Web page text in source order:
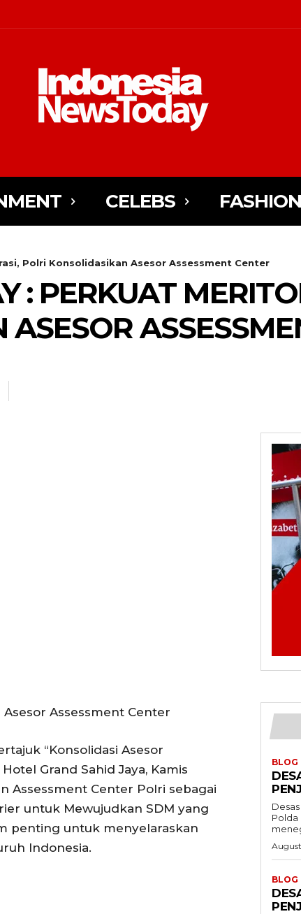
CELEBS FASHION
Polri Konsolidasikan Asesor Assessment Center
: PERKUAT
Assessment Center
“Konsolidasi Asesor
Grand Sahid Jaya, Kamis
Assessment Center Polri sebagai
untuk Mewujudkan SDM yang
penting untuk menyelaraskan
Indonesia.
BLOG
Polda Metro
BLOG